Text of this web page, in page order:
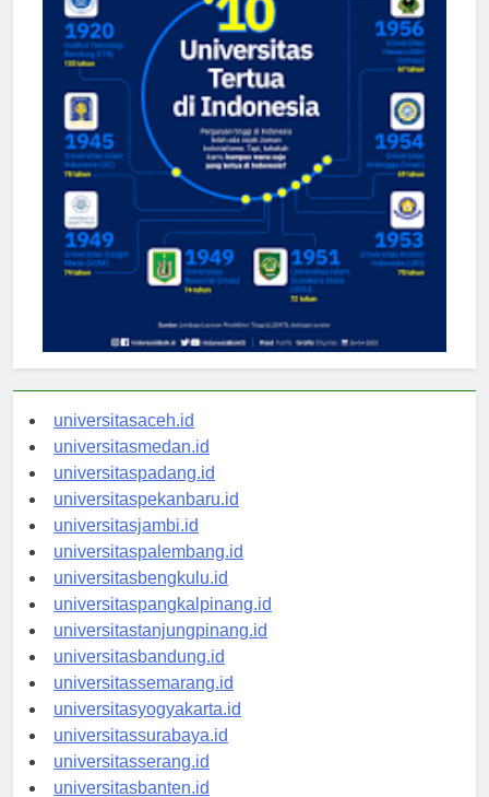
universitasaceh.id
universitasmedan.id
universitaspadang.id
universitaspekanbaru.id
universitasjambi.id
universitaspalembang.id
universitasbengkulu.id
universitaspangkalpinang.id
universitastanjungpinang.id
universitasbandung.id
universitassemarang.id
universitasyogyakarta.id
universitassurabaya.id
universitasserang.id